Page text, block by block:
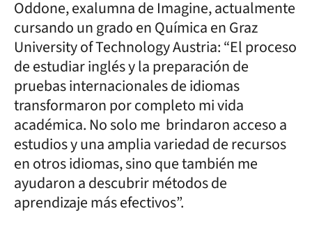
Oddone, exalumna de Imagine, actualmente
cursando un grado en Química en Graz
University of Technology Austria: “El proceso
de estudiar inglés y la preparación de
pruebas internacionales de idiomas
transformaron por completo mi vida
académica. No solo me brindaron acceso a
estudios y una amplia variedad de recursos
en otros idiomas, sino que también me
ayudaron a descubrir métodos de
aprendizaje más efectivos”.